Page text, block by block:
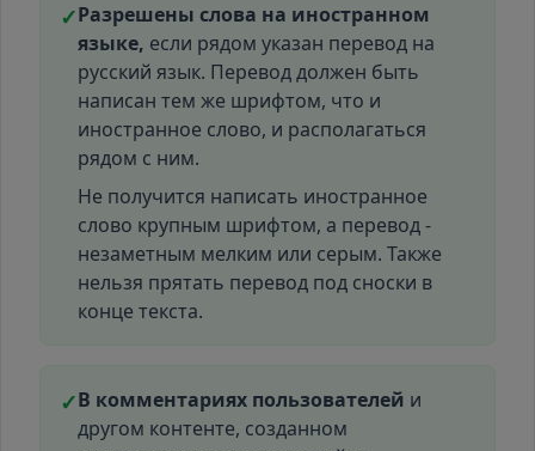
✓Разрешены слова на иностранном
языке, если рядом указан перевод на
русский язык. Перевод должен быть
написан тем же шрифтом, что и
иностранное слово, и располагаться
рядом с ним.
Не получится написать иностранное
слово крупным шрифтом, а перевод -
незаметным мелким или серым. Также
нельзя прятать перевод под сноски в
конце текста.
✓В комментариях пользователей и
другом контенте, созданном